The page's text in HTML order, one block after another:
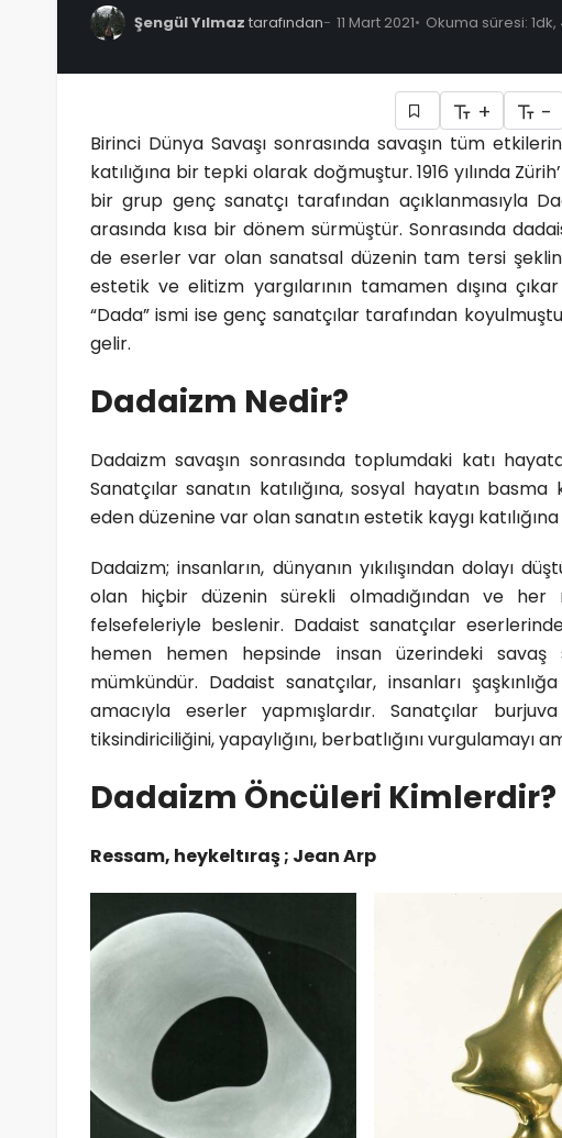
Şengül Yılmaz tarafından 11 Mart 2021 Okuma süresi: 1dk,
+ -
Birinci Dünya Savaşı sonrasında savaşın tüm
katılığına bir tepki olarak doğmuştur. 1916 yılında
bir grup genç sanatçı tarafından açıklanmasıyla
arasında kısa bir dönem sürmüştür. Sonrasında
de eserler var olan sanatsal düzenin tam tersi
estetik ve elitizm yargılarının tamamen dışına
“Dada” ismi ise genç sanatçılar tarafından
gelir.
Dadaizm Nedir?
Dadaizm savaşın sonrasında toplumdaki katı
Sanatçılar sanatın katılığına, sosyal hayatın
eden düzenine var olan sanatın estetik kaygı katılığına
Dadaizm; insanların, dünyanın yıkılışından dolayı
olan hiçbir düzenin sürekli olmadığından ve her
felsefeleriyle beslenir. Dadaist sanatçılar
hemen hemen hepsinde insan üzerindeki savaş
mümkündür. Dadaist sanatçılar, insanları
amacıyla eserler yapmışlardır. Sanatçılar
tiksindiriciliğini, yapaylığını, berbatlığını vurgulamayı
Dadaizm Öncüleri Kimlerdir?
Ressam, heykeltıraş ; Jean Arp